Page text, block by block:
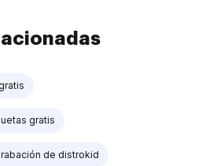
gratis
de distrokid